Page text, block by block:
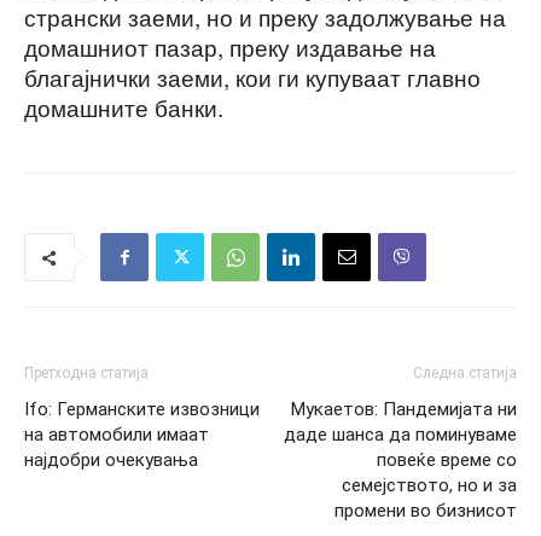
странски заеми, но и преку задолжување на
домашниот пазар, преку издавање на
благајнички заеми, кои ги купуваат главно
домашните банки.
Претходна статија
Ifo: Германските извозници
на автомобили имаат
најдобри очекувања
Следна статија
Мукаетов: Пандемијата ни
даде шанса да поминуваме
повеќе време со
семејството, но и за
промени во бизнисот